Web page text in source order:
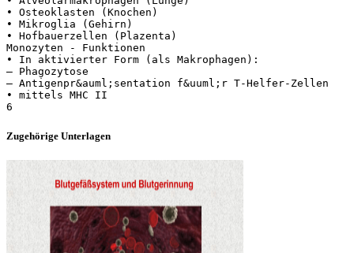
• Osteoklasten (Knochen)
• Mikroglia (Gehirn)
• Hofbauerzellen (Plazenta)
Monozyten - Funktionen
• In aktivierter Form (als Makrophagen):
– Phagozytose
– Antigenpr&auml;sentation f&uuml;r T-Helfer-Zellen
• mittels MHC II
Zugehörige Unterlagen